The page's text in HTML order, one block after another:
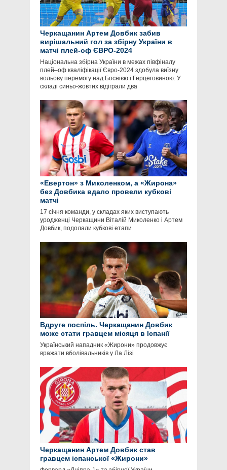
Черкащанин Артем Довбик забив
вирішальний гол за збірну України в
матчі плей-оф ЄВРО-2024
Національна збірна України в межах півфіналу
плей–оф кваліфікації Євро-2024 здобула виїзну
вольову перемогу над Боснією і Герцеговиною. У
складі синьо-жовтих відіграли два
«Евертон» з Миколенком, а «Жирона»
без Довбика вдало провели кубкові
матчі
17 січня команди, у складах яких виступають
уродженці Черкащини Віталій Миколенко і Артем
Довбик, подолали кубкові етапи
Вдруге поспіль. Черкащанин Довбик
може стати гравцем місяця в Іспанії
Український нападник «Жирони» продовжує
вражати вболівальників у Ла Лізі
Черкащанин Артем Довбик став
гравцем іспанської «Жирони»